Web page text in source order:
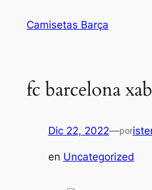
Camisetas Barça
fc barcelona
Dic 22, 2022—por
en Uncategorized